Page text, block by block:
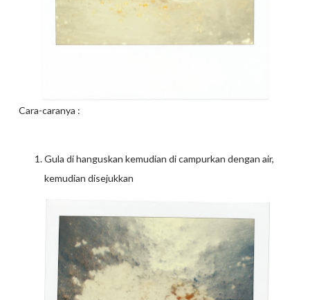
Cara-caranya :
Gula di hanguskan kemudian di campurkan dengan air,
kemudian disejukkan